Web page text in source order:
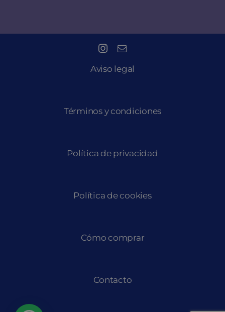
Aviso legal
Términos y condiciones
Política de privacidad
Política de cookies
Cómo comprar
Contacto